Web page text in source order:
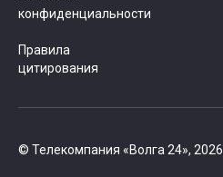
© Телекомпания «Волга 24», 2026
конфиденциальности
Правила
цитирования